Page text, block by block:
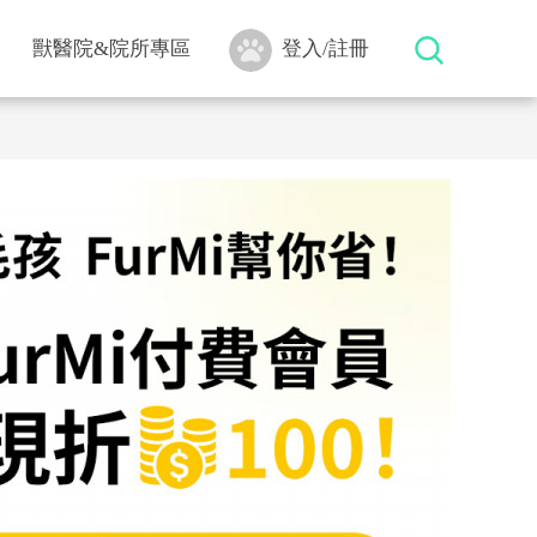
獸醫院&院所專區 登入/註冊